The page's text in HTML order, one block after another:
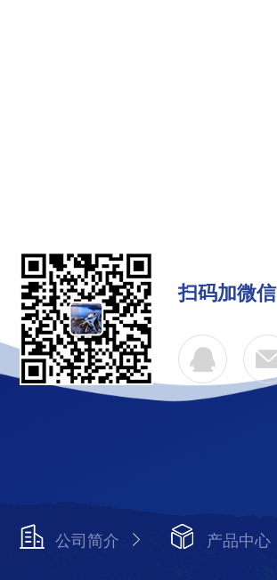
扫码加微信
公司简介 产品中心